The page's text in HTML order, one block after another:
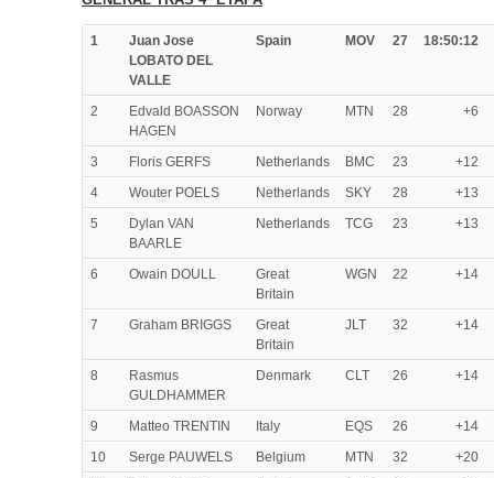
1
Juan Jose
LOBATO DEL
VALLE
Spain MOV 27 18:50:12
2
Edvald BOASSON
HAGEN
Norway MTN 28 +6
3 Floris GERFS Netherlands BMC 23
+12
4
Wouter POELS Netherlands SKY 28
+13
5
Dylan VAN
BAARLE
Netherlands TCG 23 +13
6 Owain DOULL
Great
Britain
WGN 22 +14
7 Graham BRIGGS
Great
Britain
JLT 32 +14
8
Rasmus
GULDHAMMER
Denmark CLT 26 +14
9 Matteo TRENTIN Italy EQS 26
+14
10
Serge PAUWELS Belgium MTN 32
+20